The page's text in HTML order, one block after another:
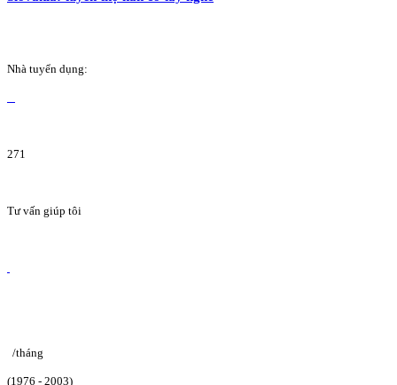
Nhà tuyển dụng:
271
Tư vấn giúp tôi
/tháng
(1976 - 2003)